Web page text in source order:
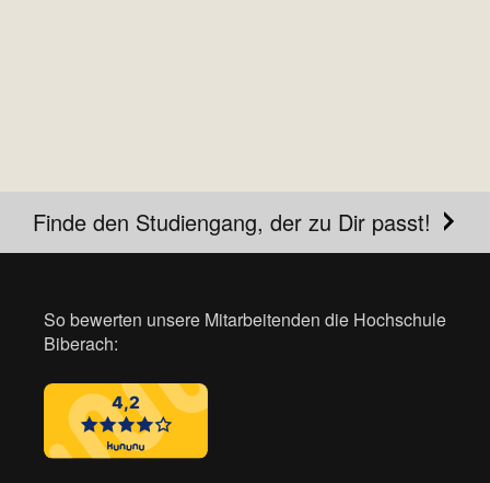
Finde den Studiengang, der zu Dir passt!
So bewerten unsere Mitarbeitenden die Hochschule
Biberach: